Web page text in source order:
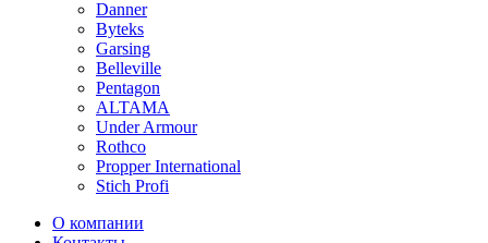
Danner
Byteks
Garsing
Belleville
Pentagon
ALTAMA
Under Armour
Rothco
Propper International
Stich Profi
О компании